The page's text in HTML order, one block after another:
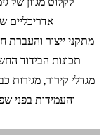
אדריכליים
תכונות הבידוד
מגדלי קירור, מגירות
והעמידות בפני